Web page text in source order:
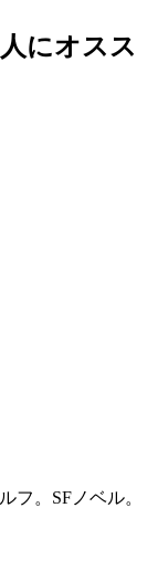
にオスス
フ。SFノベル。